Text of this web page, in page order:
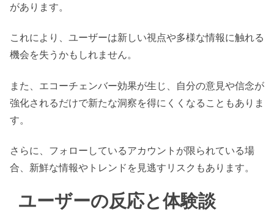
があります。
これにより、ユーザーは新しい視点や多様な情報に触れる
機会を失うかもしれません。
また、エコーチェンバー効果が生じ、自分の意見や信念が
強化されるだけで新たな洞察を得にくくなることもありま
す。
さらに、フォローしているアカウントが限られている場
合、新鮮な情報やトレンドを見逃すリスクもあります。
ユーザーの反応と体験談